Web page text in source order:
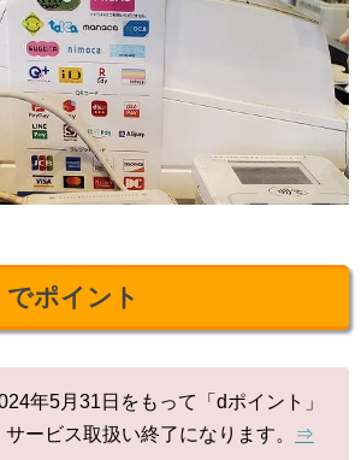
でポイント
年5月31日をもって「dポイント」
サービス取扱い終了になります。
⇒